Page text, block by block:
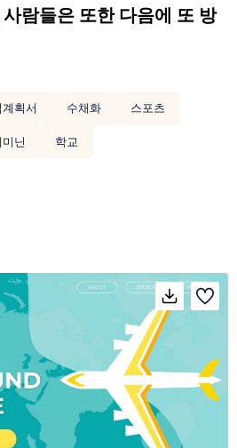
람들은 또한 다음에 또 방
획서 수채화
스포츠
닌 학교